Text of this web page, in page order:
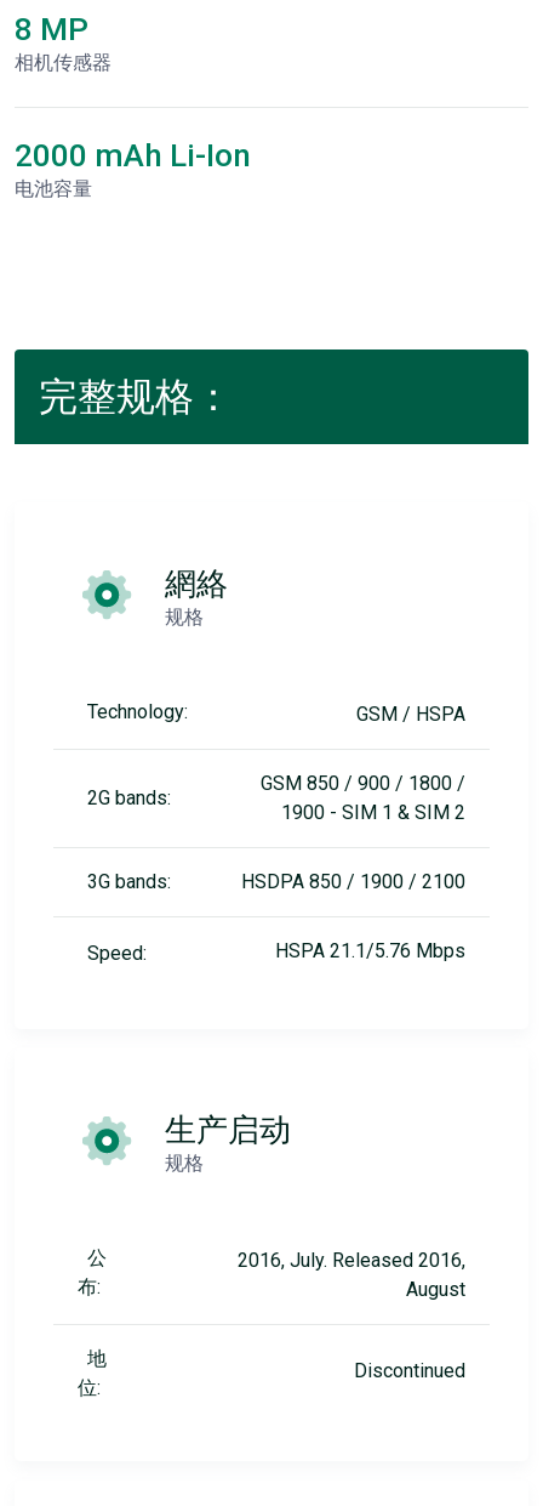
8 MP
相机传感器
2000 mAh Li-Ion
电池容量
完整规格：
網絡
规格
Technology: GSM / HSPA
2G bands:
GSM 850 / 900 / 1800 /
1900 - SIM 1 & SIM 2
3G bands: HSDPA 850 / 1900 / 2100
Speed: HSPA 21.1/5.76 Mbps
生产启动
规格
公
布:
2016, July. Released 2016,
August
地
位:
Discontinued